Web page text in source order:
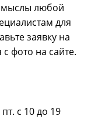
любой
для
заявку на
фото на сайте.
с 10 до 19